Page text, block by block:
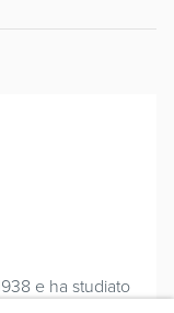
e ha studiato